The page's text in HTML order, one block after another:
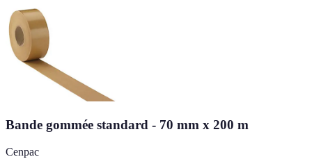
Bande gommée standard - 70 mm x 200 m
Cenpac